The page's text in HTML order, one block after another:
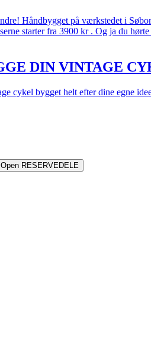
Håndbygget på værkstedet i
starter fra 3900 kr . Og ja du
DIN VINTAGE
cykel bygget helt efter dine egne
Open RESERVEDELE